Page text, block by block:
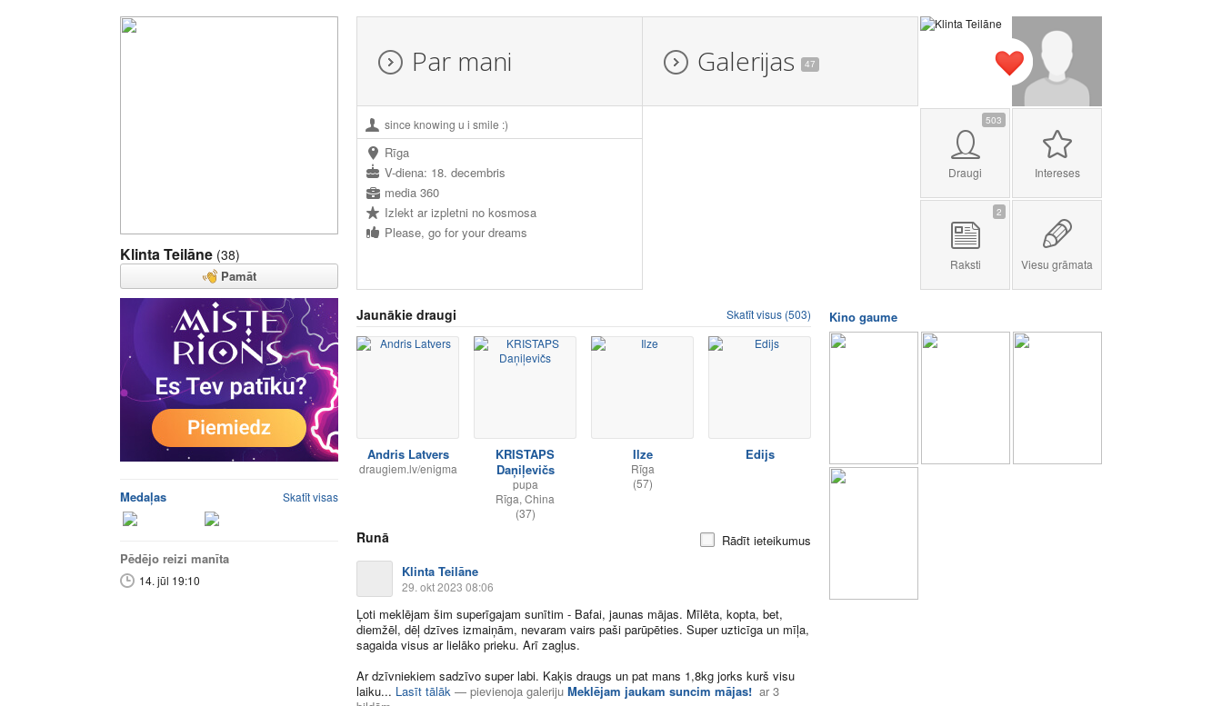
Klinta Teilāne (38)
Pamāt
Medaļas Skatīt visas
Pēdējo reizi manīta
14. jūl 19:10
Par mani Galerijas 47
since knowing u i smile :)
Rīga
V-diena: 18. decembris
media 360
Izlekt ar izpletni no kosmosa
Please, go for your dreams
503
Draugi Intereses
2
Raksti Viesu grāmata
Jaunākie draugi Skatīt visus (503)
Andris Latvers
draugiem.lv/enigma
KRISTAPS
Daņiļevičs
pupa
Rīga, China
(37)
Ilze
Rīga
(57)
Edijs
Runā
Rādīt ieteikumus
Klinta Teilāne
29. okt 2023 08:06
Ļoti meklējam šim superīgajam sunītim - Bafai, jaunas mājas. Mīlēta, kopta, bet,
diemžēl, dēļ dzīves izmaiņām, nevaram vairs paši parūpēties. Super uzticīga un mīļa,
sagaida visus ar lielāko prieku. Arī zagļus.
Ar dzīvniekiem sadzīvo super labi. Kaķis draugs un pat mans 1,8kg jorks kurš visu
laiku​... Lasīt tālāk — pievienoja galeriju Meklējam jaukam suncim mājas! ar3
Kino gaume